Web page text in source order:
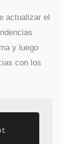
actualizar el
y luego
con los